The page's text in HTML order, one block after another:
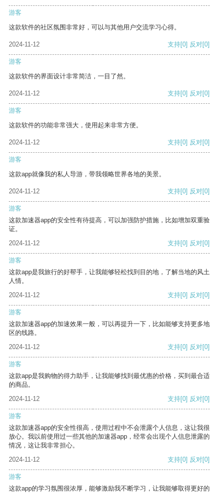
游客
这款软件的社区氛围非常好，可以与其他用户交流学习心得。
2024-11-12 支持[0] 反对[0]
游客
这款软件的界面设计非常简洁，一目了然。
2024-11-12 支持[0] 反对[0]
游客
这款软件的功能非常强大，使用起来非常方便。
2024-11-12 支持[0] 反对[0]
游客
这款app就像我的私人导游，带我领略世界各地的美景。
2024-11-12 支持[0] 反对[0]
游客
这款加速器app的安全性有待提高，可以加强防护措施，比如增加双重验
证。
2024-11-12
支持[0] 反对[0]
游客
这款app是我旅行的好帮手，让我能够轻松找到目的地，了解当地的风土
人情。
2024-11-12
支持[0] 反对[0]
游客
这款加速器app的加速效果一般，可以再提升一下，比如能够支持更多地
区的线路。
2024-11-12
支持[0] 反对[0]
游客
这款app是我购物的得力助手，让我能够找到最优惠的价格，买到最合适
的商品。
2024-11-12
支持[0] 反对[0]
游客
这款加速器app的安全性很高，使用过程中不会泄露个人信息，这让我很
放心。我以前使用过一些其他的加速器app，经常会出现个人信息泄露的
情况，这让我非常担心。
2024-11-12
支持[0] 反对[0]
游客
这款app的学习氛围很浓厚，能够激励我不断学习，让我能够取得更好的